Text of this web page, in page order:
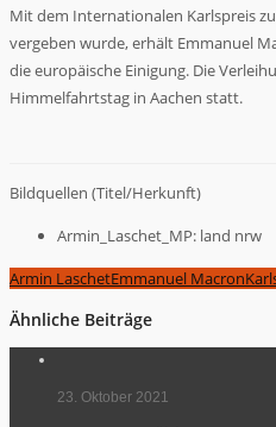
Mit dem Internationalen Karlspreis
vergeben wurde, erhält Emmanuel
die europäische Einigung. Die
Himmelfahrtstag in Aachen statt.
Bildquellen (Titel/Herkunft)
Armin_Laschet_MP: land nrw
Armin LaschetEmmanuel Macron
Ähnliche Beiträge
23. Oktober 2021